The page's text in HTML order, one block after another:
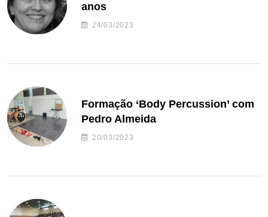
anos
24/03/2023
Formação ‘Body Percussion’ com
Pedro Almeida
20/03/2023